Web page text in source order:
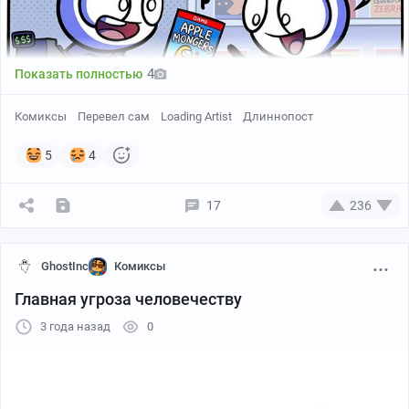
Показать полностью 4
Комиксы Перевел сам Loading Artist Длиннопост
5 4
17 236
GhostInc Комиксы
Главная угроза человечеству
3 года назад 0